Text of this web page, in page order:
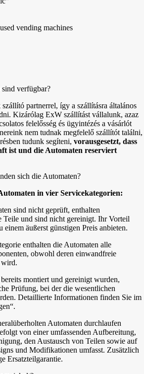
vending machines
verfügbar?
partnerrel, így a szállításra általános
Kizárólag ExW szállítást vállalunk, azaz
felelősség és ügyintézés a vásárlót
nem tudnak megfelelő szállítót találni,
tudunk segíteni, vorausgesetzt, dass
ist und die Automaten reserviert
sich die Automaten?
in vier Servicekategorien:
sind nicht geprüft, enthalten
Teile und sind nicht gereinigt. Ihr Vorteil
einem äußerst günstigen Preis anbieten.
enthalten die Automaten alle
obwohl deren einwandfreie
wird.
montiert und gereinigt wurden,
Prüfung, bei der die wesentlichen
Detaillierte Informationen finden Sie im
Automaten durchlaufen
von einer umfassenden Aufbereitung,
den Austausch von Teilen sowie auf
und Modifikationen umfasst. Zusätzlich
Ersatzteilgarantie.